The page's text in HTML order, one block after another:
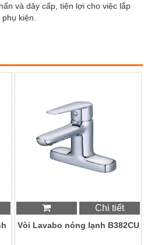
và dây cấp, tiện lợi cho việc lắp
kiện.
Chi tiết
Vòi Lavabo nóng lạnh B382CU